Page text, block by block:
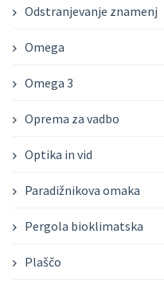
Odstranjevanje znamenj
Omega
Omega 3
Oprema za vadbo
Optika in vid
Paradižnikova omaka
Pergola bioklimatska
Plaščo